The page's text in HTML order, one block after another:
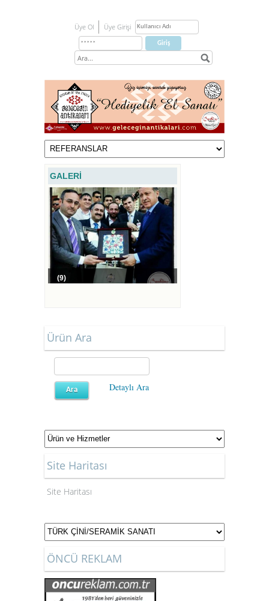
Üye Ol Üye Girişi
GALERİ
(9)
Ürün Ara
Detaylı Ara
Site Haritası
Site Haritası
ÖNCÜ REKLAM